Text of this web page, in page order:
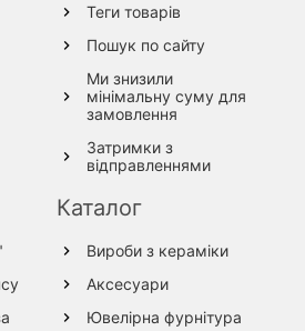
Теги товарів
Пошук по сайту
Ми знизили
мінімальну суму для
замовлення
Затримки з
відправленнями
Каталог
Вироби з кераміки
Аксесуари
Ювелірна фурнітура